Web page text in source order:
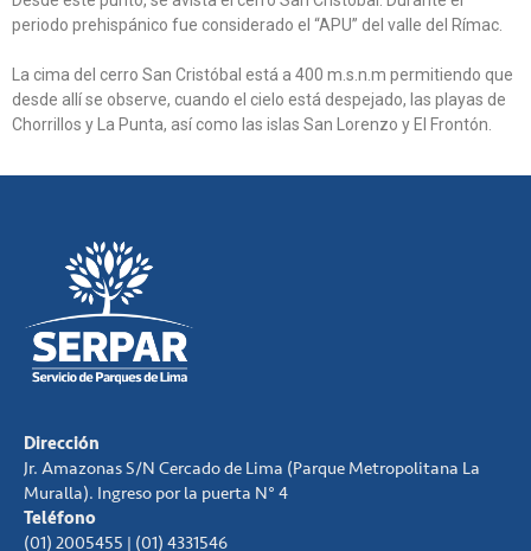
periodo prehispánico fue considerado el “APU” del valle del Rímac.
La cima del cerro San Cristóbal está a 400 m.s.n.m permitiendo que
desde allí se observe, cuando el cielo está despejado, las playas de
Chorrillos y La Punta, así como las islas San Lorenzo y El Frontón.
Dirección
Jr. Amazonas S/N Cercado de Lima (Parque Metropolitana La
Muralla). Ingreso por la puerta N° 4
Teléfono
(01) 2005455 | (01) 4331546